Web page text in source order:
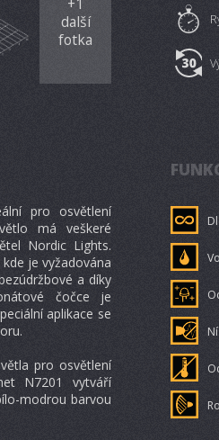
další
fotka
pro osvětlení
má veškeré
Nordic Lights.
je vyžadována
a díky
čočce je
aplikace se
pro osvětlení
N7201 vytváří
modrou barvou